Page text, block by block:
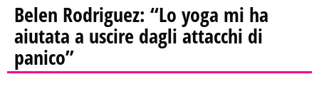
Belen Rodriguez: “Lo yoga mi ha
aiutata a uscire dagli attacchi di
panico”